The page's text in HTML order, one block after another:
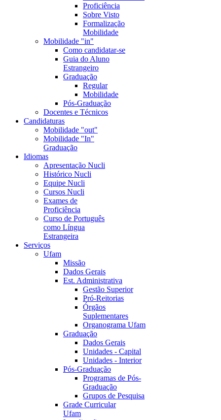
Proficiência
Sobre Visto
Formalização
Mobilidade
Mobilidade "in"
Como candidatar-se
Guia do Aluno
Estrangeiro
Graduação
Regular
Mobilidade
Pós-Graduação
Docentes e Técnicos
Candidaturas
Mobilidade "out"
Mobilidade "In"
Graduação
Idiomas
Apresentação Nucli
Histórico Nucli
Equipe Nucli
Cursos Nucli
Exames de
Proficiência
Curso de Português
como Língua
Estrangeira
Serviços
Ufam
Missão
Dados Gerais
Est. Administrativa
Gestão Superior
Pró-Reitorias
Órgãos
Suplementares
Organograma Ufam
Graduação
Dados Gerais
Unidades - Capital
Unidades - Interior
Pós-Graduação
Programas de Pós-
Graduação
Grupos de Pesquisa
Grade Curricular
Ufam